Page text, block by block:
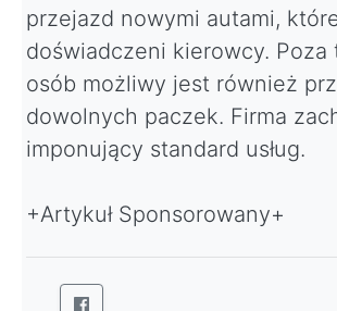
przejazd nowymi autami,
doświadczeni kierowcy. Poza
osób możliwy jest również
dowolnych paczek. Firma
imponujący standard usług.
+Artykuł Sponsorowany+